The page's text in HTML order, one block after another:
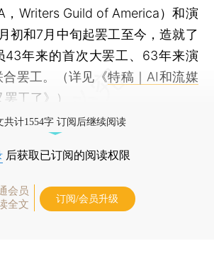
，Writers Guild of America）和演
初和7月中旬起罢工至今，造就了
43年来的首次大罢工、63年来演
合罢工。（详见《特稿｜AI和流媒
罢工了》）
共计1554字 订阅后继续阅读
后获取已订阅的阅读权限
会员
全文
订阅/会员升级